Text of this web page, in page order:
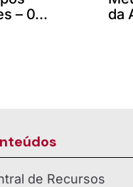
– 0...
da
de Recursos